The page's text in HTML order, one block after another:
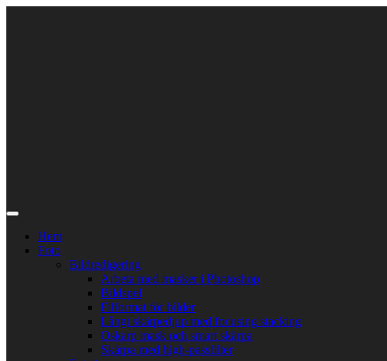
Hem
Foto
Bildredigering
Arbeta med masker i Photoshop
Bildspel
Filformat för bilder
Långt skärpedjup med focusing stacking
Oskarp mask och smart skärpa
Skärpa med high-passfilter